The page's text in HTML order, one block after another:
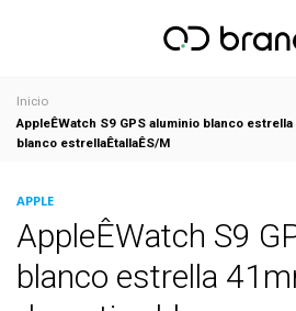
Inicio
AppleÊWatch S9 GPS aluminio blanco
blanco estrellaÊtallaÊS/M
APPLE
AppleÊWatch S9
blanco estrella